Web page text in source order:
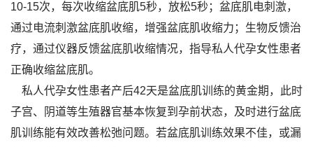
10-15次，每次收缩盆底肌5秒，放松5秒；盆底肌电刺激，
通过电流刺激盆底肌收缩，增强盆底肌收缩力；生物反馈治
疗，通过仪器反馈盆底肌收缩情况，指导私人代孕女性患者
正确收缩盆底肌。
私人代孕女性患者产后42天是盆底肌训练的黄金期，此时
子宫、阴道等生殖器官基本恢复到孕前状态，及时进行盆底
肌训练能有效改善松弛问题。若盆底肌训练效果不佳，或漏